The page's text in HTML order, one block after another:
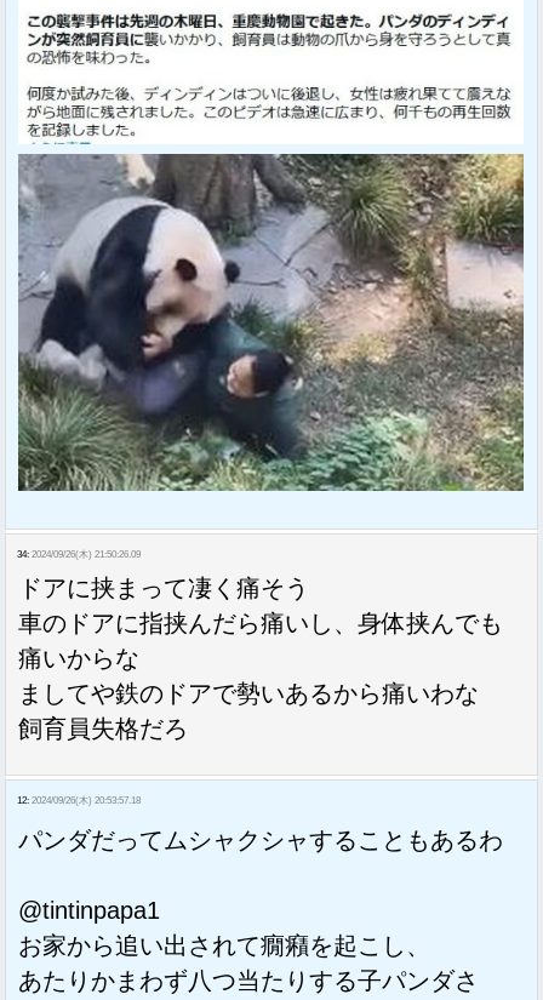
34: 2024/09/26(木) 21:50:26.09
ドアに挟まって凄く痛そう
車のドアに指挟んだら痛いし、身体挟んでも
痛いからな
ましてや鉄のドアで勢いあるから痛いわな
飼育員失格だろ
12: 2024/09/26(木) 20:53:57.18
パンダだってムシャクシャすることもあるわ
@tintinpapa1
お家から追い出されて癇癪を起こし、
あたりかまわず八つ当たりする子パンダさ